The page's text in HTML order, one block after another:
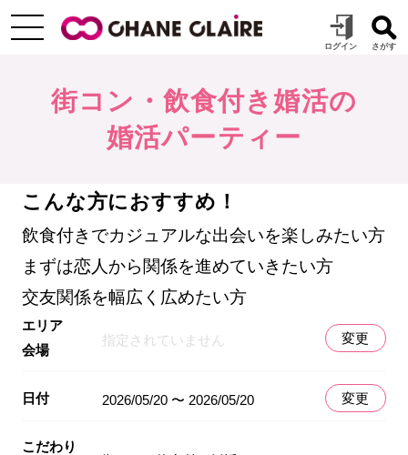
街コン・飲食付き婚活の
婚活パーティー
こんな方におすすめ！
飲食付きでカジュアルな出会いを楽しみたい方
まずは恋人から関係を進めていきたい方
交友関係を幅広く広めたい方
エリア
会場
指定されていません 変更
日付 2026/05/20 〜 2026/05/20 変更
こだわり